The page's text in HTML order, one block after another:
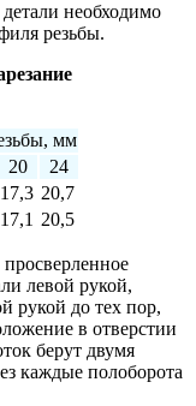
необходимо
резьбы.
мм
20
24
17,3 20,7
17,1 20,5
левой рукой,
рукой до тех пор,
в отверстии
берут двумя
каждые полоборота